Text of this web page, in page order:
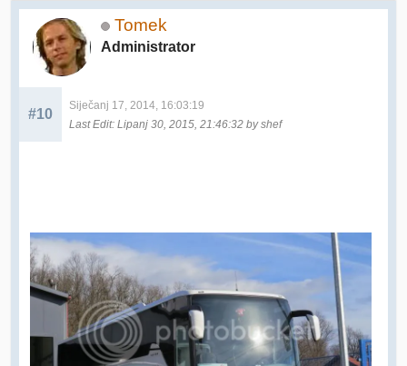
Tomek
Administrator
#10
Siječanj 17, 2014, 16:03:19
Last Edit: Lipanj 30, 2015, 21:46:32 by shef